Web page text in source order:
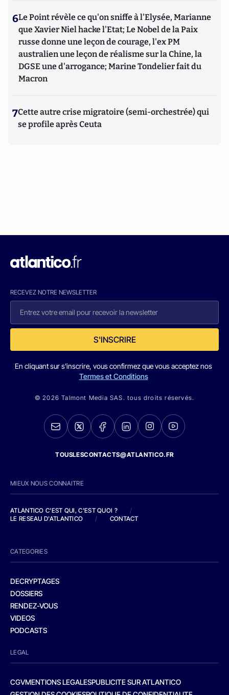
6Le Point révèle ce qu'on sniffe à l'Elysée, Marianne
que Xavier Niel hacke l'Etat; Le Nobel de la Paix
russe donne une leçon de courage, l'ex PM
australien une leçon de réalisme sur la Chine, la
DGSE une d'arrogance; Marine Tondelier fait du
Macron
7Cette autre crise migratoire (semi-orchestrée) qui
se profile après Ceuta
RECEVEZ NOTRE NEWSLETTER
S'INSCRIRE
En cliquant sur s'inscrire, vous confirmez que vous acceptez nos
Termes et Conditions
© 2026 Talmont Media SAS. tous droits réservés.
TOUSLESCONTACTS@ATLANTICO.FR
MIEUX NOUS CONNAITRE
ATLANTICO C'EST QUI, C'EST QUOI ?
/
LE RESEAU D'ATLANTICO
/ CONTACT
CATEGORIES
DECRYPTAGES
DOSSIERS
RENDEZ-VOUS
VIDEOS
PODCASTS
LEGAL
CGVMENTIONS LEGALESPUBLICITE SUR ATLANTICO